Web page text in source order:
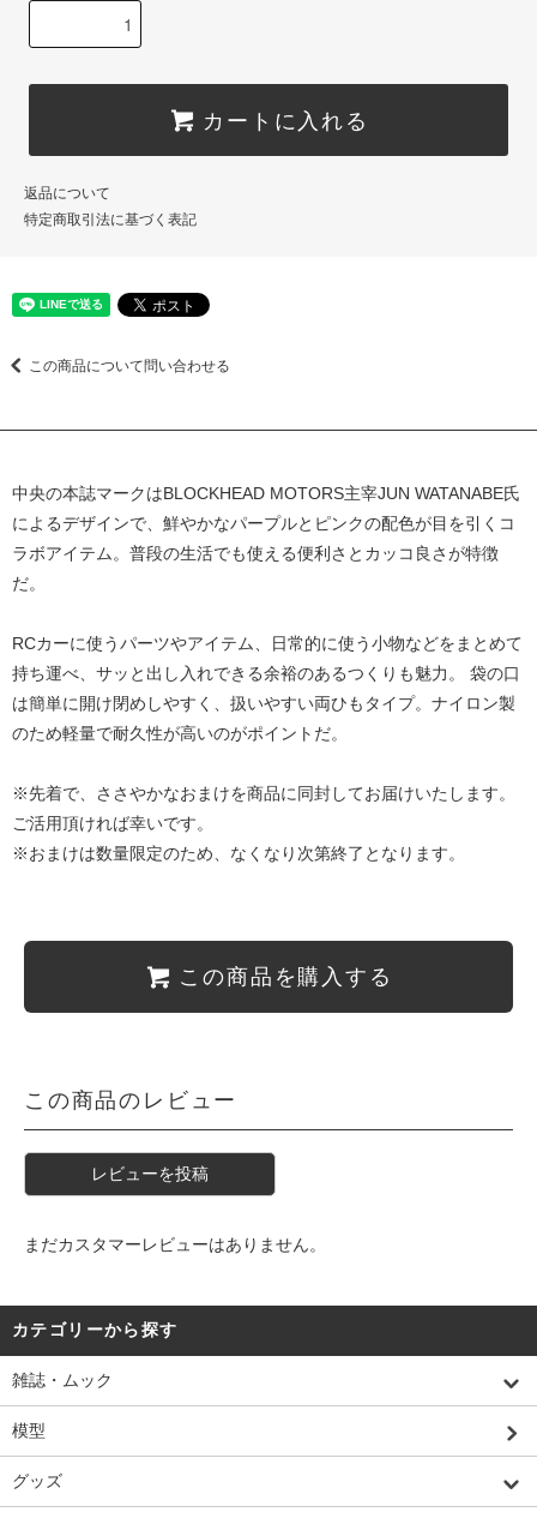
カートに入れる
返品について
特定商取引法に基づく表記
この商品について問い合わせる
中央の本誌マークはBLOCKHEAD MOTORS主宰JUN WATANABE氏
によるデザインで、鮮やかなパープルとピンクの配色が目を引くコ
ラボアイテム。普段の生活でも使える便利さとカッコ良さが特徴
だ。
RCカーに使うパーツやアイテム、日常的に使う小物などをまとめて
持ち運べ、サッと出し入れできる余裕のあるつくりも魅力。 袋の口
は簡単に開け閉めしやすく、扱いやすい両ひもタイプ。ナイロン製
のため軽量で耐久性が高いのがポイントだ。
※先着で、ささやかなおまけを商品に同封してお届けいたします。
ご活用頂ければ幸いです。
※おまけは数量限定のため、なくなり次第終了となります。
この商品を購入する
この商品のレビュー
レビューを投稿
まだカスタマーレビューはありません。
カテゴリーから探す
雑誌・ムック
模型
グッズ